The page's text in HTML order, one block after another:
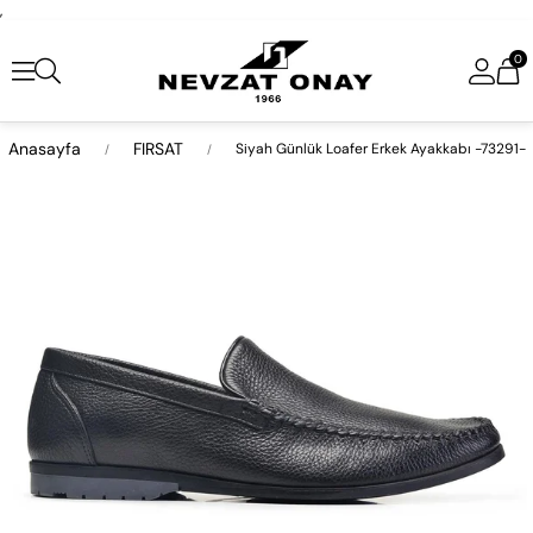
,
0
Anasayfa FIRSAT Siyah Günlük Loafer Erkek Ayakkabı -73291-